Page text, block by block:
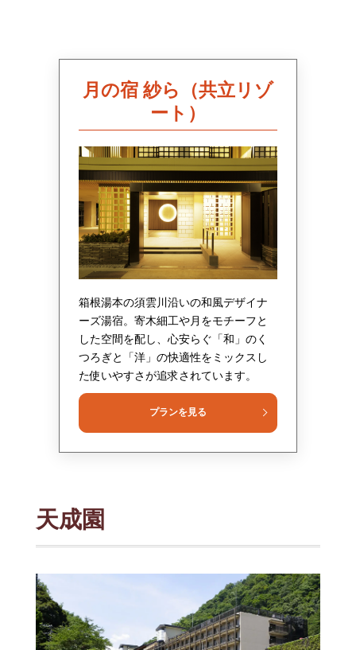
月の宿 紗ら（共立リゾ
ート）
箱根湯本の須雲川沿いの和風デザイナ
ーズ湯宿。寄木細工や月をモチーフと
した空間を配し、心安らぐ「和」のく
つろぎと「洋」の快適性をミックスし
た使いやすさが追求されています。
プランを見る
天成園